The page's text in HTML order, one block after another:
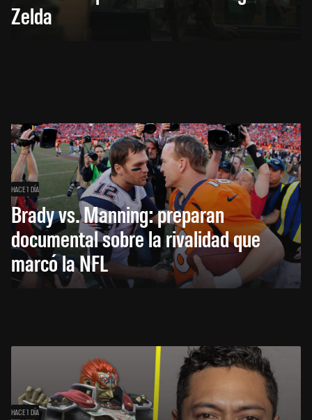
Zelda
HACE 1 DÍA
Brady vs. Manning: preparan
documental sobre la rivalidad que
marcó la NFL
HACE 1 DÍA